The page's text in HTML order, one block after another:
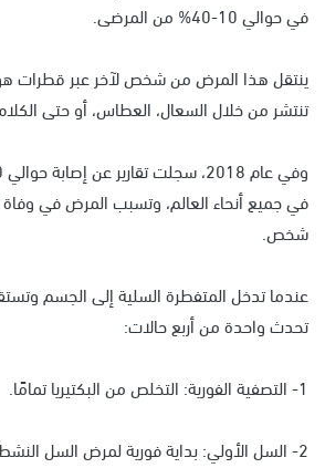
في حوالي 10-40% من المرضى.
ينتقل هذا المرض من شخص لآخر عبر قطرات
تنتشر من خلال السعال، العطاس، أو حتى
شخص.
عندما تدخل المتفطرة السلية إلى الجسم
تحدث واحدة من أربع حالات:
1- التصفية الفورية: التخلص من البكتيريا تمامًا.
2- السل الأولي: بداية فورية لمرض السل النشط.